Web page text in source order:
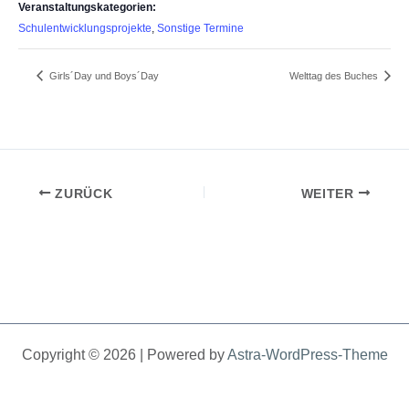
Veranstaltungskategorien:
Schulentwicklungsprojekte, Sonstige Termine
Girls´Day und Boys´Day Welttag des Buches
ZURÜCK WEITER
Copyright © 2026 | Powered byAstra-WordPress-Theme